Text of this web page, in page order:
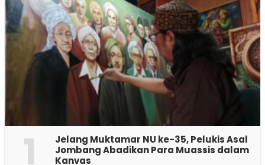
1
Jelang Muktamar NU ke-35, Pelukis Asal
Jombang Abadikan Para Muassis dalam
Kanvas